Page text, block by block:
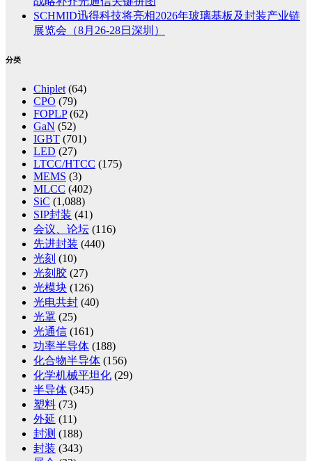
SCHMID迅得科技将亮相2026年玻璃基板及封装产业链
展览会（8月26-28日深圳）
分类
Chiplet (64)
CPO (79)
FOPLP(62)
GaN (52)
IGBT (701)
LED (27)
LTCC/HTCC (175)
MEMS (3)
MLCC (402)
SiC (1,088)
SIP封装 (41)
会议、论坛 (116)
先进封装 (440)
光刻 (10)
光刻胶 (27)
光模块 (126)
光电共封 (40)
光罩 (25)
光通信 (161)
功率半导体 (188)
化合物半导体 (156)
化学机械平坦化 (29)
半导体 (345)
塑料 (73)
外延 (11)
封测 (188)
封装 (343)